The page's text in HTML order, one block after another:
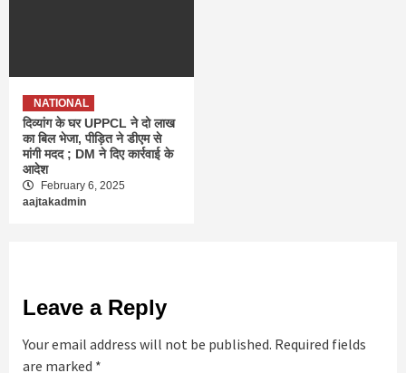
NATIONAL
दिव्यांग के घर UPPCL ने दो लाख
का बिल भेजा, पीड़ित ने डीएम से
मांगी मदद ; DM ने दिए कार्रवाई के
आदेश
February 6, 2025
aajtakadmin
Leave a Reply
Your email address will not be published. Required fields
are marked *